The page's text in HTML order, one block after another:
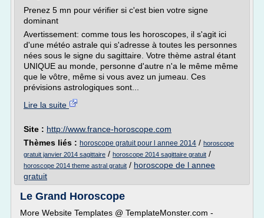
Prenez 5 mn pour vérifier si c'est bien votre signe
dominant
Avertissement: comme tous les horoscopes, il s'agit ici
d'une météo astrale qui s'adresse à toutes les personnes
nées sous le signe du sagittaire. Votre thème astral étant
UNIQUE au monde, personne d'autre n'a le même même
que le vôtre, même si vous avez un jumeau. Ces
prévisions astrologiques sont...
Lire la suite
Site : http://www.france-horoscope.com
Thèmes liés : horoscope gratuit pour l annee 2014 / horoscope
gratuit janvier 2014 sagittaire / horoscope 2014 sagittaire gratuit /
horoscope 2014 theme astral gratuit / horoscope de l annee
gratuit
Le Grand Horoscope
More Website Templates @ TemplateMonster.com -